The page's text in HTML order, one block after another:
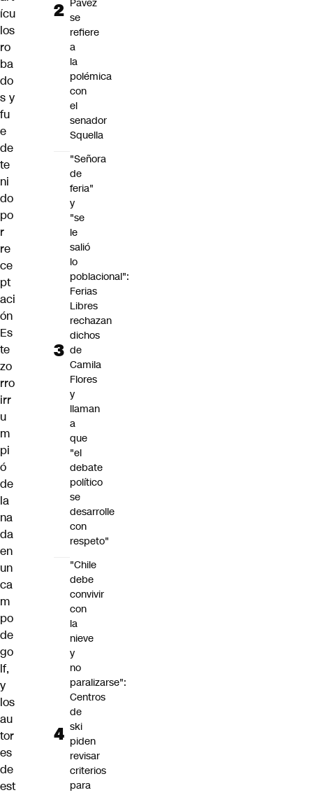
ícu
los
ro
ba
do
s y
fu
e
de
te
ni
do
po
r
re
ce
pt
aci
ón
Es
te
zo
rro
irr
u
m
pi
ó
de
la
na
da
en
un
ca
m
po
de
go
lf,
y
los
au
tor
es
de
est
Pavez
se
refiere
a
la
polémica
con
el
senador
Squella
"Señora
de
feria"
y
"se
le
salió
lo
poblacional":
Ferias
Libres
rechazan
dichos
de
Camila
Flores
y
llaman
a
que
"el
debate
político
se
desarrolle
con
respeto"
"Chile
debe
convivir
con
la
nieve
y
no
paralizarse":
Centros
de
ski
piden
revisar
criterios
para